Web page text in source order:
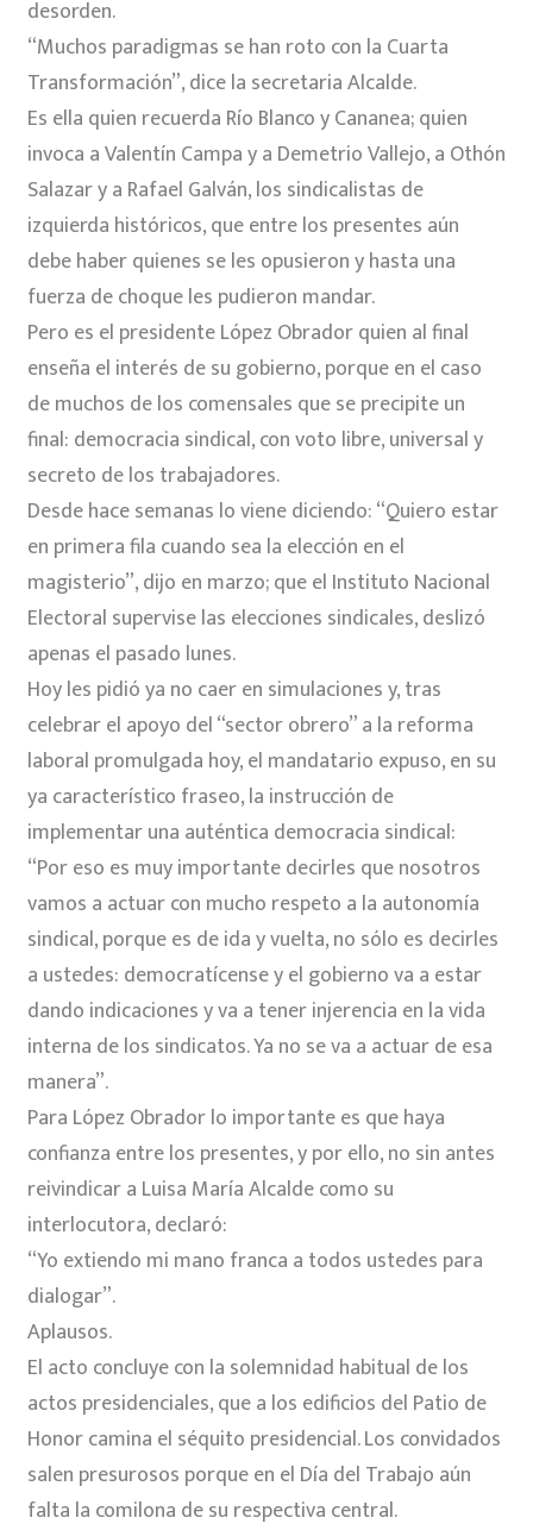
desorden.
“Muchos paradigmas se han roto con la Cuarta
Transformación”, dice la secretaria Alcalde.
Es ella quien recuerda Río Blanco y Cananea; quien
invoca a Valentín Campa y a Demetrio Vallejo, a Othón
Salazar y a Rafael Galván, los sindicalistas de
izquierda históricos, que entre los presentes aún
debe haber quienes se les opusieron y hasta una
fuerza de choque les pudieron mandar.
Pero es el presidente López Obrador quien al final
enseña el interés de su gobierno, porque en el caso
de muchos de los comensales que se precipite un
final: democracia sindical, con voto libre, universal y
secreto de los trabajadores.
Desde hace semanas lo viene diciendo: “Quiero estar
en primera fila cuando sea la elección en el
magisterio”, dijo en marzo; que el Instituto Nacional
Electoral supervise las elecciones sindicales, deslizó
apenas el pasado lunes.
Hoy les pidió ya no caer en simulaciones y, tras
celebrar el apoyo del “sector obrero” a la reforma
laboral promulgada hoy, el mandatario expuso, en su
ya característico fraseo, la instrucción de
implementar una auténtica democracia sindical:
“Por eso es muy importante decirles que nosotros
vamos a actuar con mucho respeto a la autonomía
sindical, porque es de ida y vuelta, no sólo es decirles
a ustedes: democratícense y el gobierno va a estar
dando indicaciones y va a tener injerencia en la vida
interna de los sindicatos. Ya no se va a actuar de esa
manera”.
Para López Obrador lo importante es que haya
confianza entre los presentes, y por ello, no sin antes
reivindicar a Luisa María Alcalde como su
interlocutora, declaró:
“Yo extiendo mi mano franca a todos ustedes para
dialogar”.
Aplausos.
El acto concluye con la solemnidad habitual de los
actos presidenciales, que a los edificios del Patio de
Honor camina el séquito presidencial. Los convidados
salen presurosos porque en el Día del Trabajo aún
falta la comilona de su respectiva central.